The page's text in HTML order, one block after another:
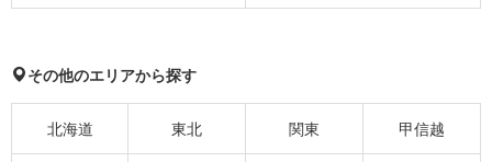
その他のエリアから探す
北海道 東北 関東 甲信越